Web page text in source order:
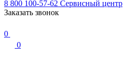
8 800 100-57-62 Сервисный центр
Заказать звонок
0
0